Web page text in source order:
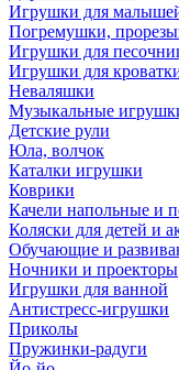
Игрушки для
Погремушки,
Игрушки для
Игрушки для
Неваляшки
Музыкальные
Детские рули
Юла, волчок
Каталки игрушки
Коврики
Качели напольные и
Коляски для детей и
Обучающие и
Ночники и проекторы
Игрушки для ванной
Антистресс-игрушки
Приколы
Пружинки-радуги